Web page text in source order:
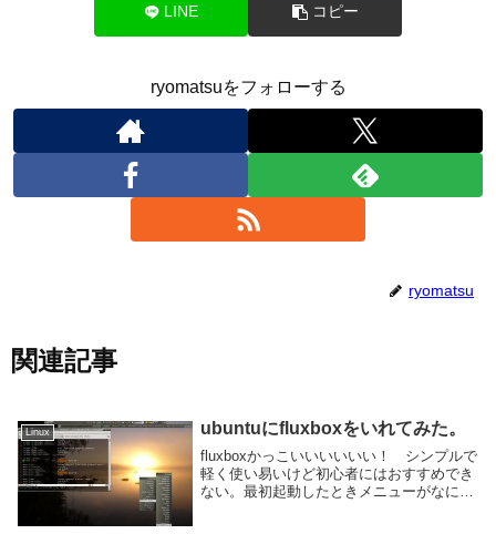
LINE コピー
ryomatsuをフォローする
ryomatsu
関連記事
Linux ubuntuにfluxboxをいれてみた。
fluxboxかっこいいいいいい！ シンプルで
軽く使い易いけど初心者にはおすすめでき
ない。最初起動したときメニューがなにも